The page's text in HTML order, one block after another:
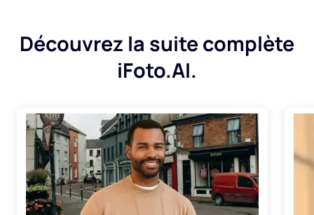
Découvrez la suite complète
iFoto.AI.